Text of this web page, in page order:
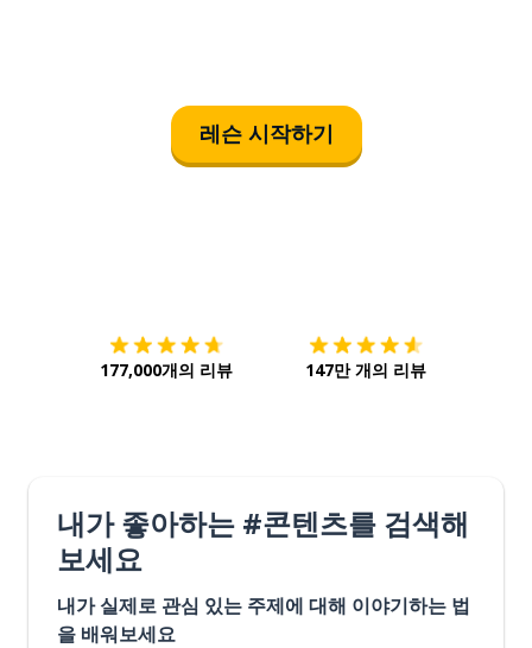
레슨 시작하기
177,000개의 리뷰 147만 개의 리뷰
내가 좋아하는 #콘텐츠를 검색해
보세요
내가 실제로 관심 있는 주제에 대해 이야기하는 법
을 배워보세요